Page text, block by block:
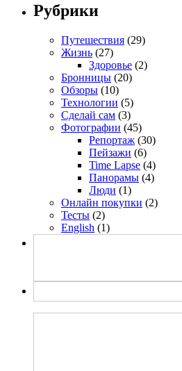
Рубрики
Путешествия (29)
Жизнь (27)
Здоровье (2)
Бронницы (20)
Обзоры (10)
Технологии (5)
Сделай сам (3)
Фотографии (45)
Репортаж (30)
Пейзажи (6)
Time Lapse (4)
Панорамы (4)
Люди (1)
Онлайн покупки (2)
Тесты (2)
English (1)